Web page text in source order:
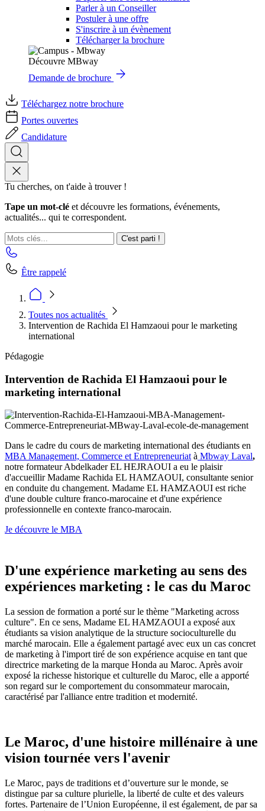
Parler à un Conseiller
Postuler à une offre
S'inscrire à un évènement
Télécharger la brochure
Découvre MBway
Demande de brochure
Téléchargez notre brochure
Portes ouvertes
Candidature
Tu cherches, on t'aide à trouver !
Tape un mot-clé et découvre les formations, événements,
actualités... qui te correspondent.
C'est parti !
Être rappelé
Toutes nos actualités
Intervention de Rachida El Hamzaoui pour le marketing
international
Pédagogie
Intervention de Rachida El Hamzaoui pour le
marketing international
Dans le cadre du cours de marketing international des étudiants en
MBA Management, Commerce et Entrepreneuriat à Mbway Laval,
notre formateur Abdelkader EL HEJRAOUI a eu le plaisir
d'accueillir Madame Rachida EL HAMZAOUI, consultante senior
en conduite du changement. Madame EL HAMZAOUI est riche
d'une double culture franco-marocaine et d'une expérience
professionnelle en contexte franco-marocain.
Je découvre le MBA
D'une expérience marketing au sens des
expériences marketing : le cas du Maroc
La session de formation a porté sur le thème "Marketing across
culture". En ce sens, Madame EL HAMZAOUI a exposé aux
étudiants sa vision analytique de la structure socioculturelle du
marché marocain. Elle a également partagé avec eux un cas concret
de marketing à l'import tiré de son expérience acquise en tant que
directrice marketing de la marque Honda au Maroc. Après avoir
exposé la richesse historique et culturelle du Maroc, elle a apporté
son regard sur le comportement du consommateur marocain,
caractérisé par l'alliance entre tradition et modernité.
Le Maroc, d'une histoire millénaire à une
vision tournée vers l'avenir
Le Maroc, pays de traditions et d’ouverture sur le monde, se
distingue par sa culture plurielle, la liberté de culte et des valeurs
fortes. Partenaire de l’Union Européenne, il est également, de par sa